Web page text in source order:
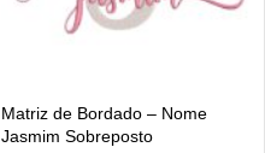
Matriz de Bordado – Nome
Jasmim Sobreposto